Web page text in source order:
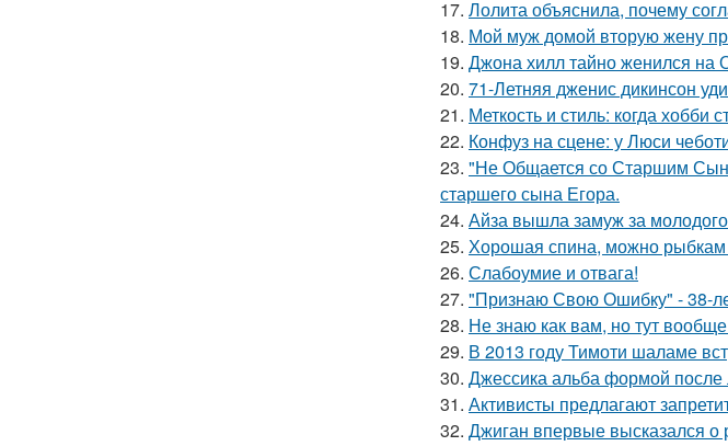
17. Лолита объяснила, почему
18. Мой муж домой вторую жену
19. Джона хилл тайно женился на
20. 71-Летняя дженис дикинсон
21. Меткость и стиль: когда хобби
22. Конфуз на сцене: у Люси
23. "Не Общается со Старшим
старшего сына Егора.
24. Айза вышла замуж за
25. Хорошая спина, можно рыбкам
26. Слабоумие и отвага!
27. "Признаю Свою Ошибку" - 38-
28. Не знаю как вам, но тут
29. В 2013 году Тимоти шаламе
30. Джессика альба формой после
31. Активисты предлагают
32. Джиган впервые высказался о